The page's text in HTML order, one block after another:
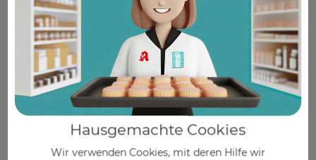
Hausgemachte Cookies
Wir verwenden Cookies, mit deren Hilfe wir
bekommen, können diese Leistung in
Anspruch nehmen. Vereinbaren Sie ganz
einfach online einen Termin.
Mehr erfahren
Risikoerfassung hoher Blutdruck
Um die medikamentöse Behandlung bei